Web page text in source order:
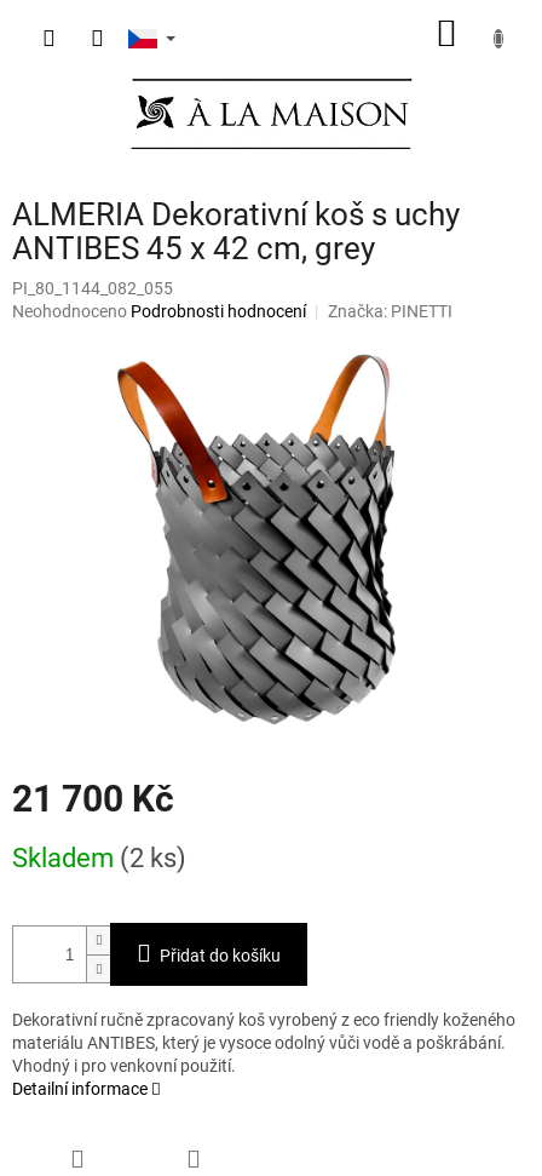
ALMERIA Dekorativní koš s uchy
ANTIBES 45 x 42 cm, grey
PI_80_1144_082_055
Průměrné
Neohodnoceno Podrobnosti hodnocení Značka: PINETTI
21 700 Kč
cena:
Skladem (2 ks)
Přidat do košíku
Dekorativní ručně zpracovaný koš vyrobený z eco friendly koženého
materiálu ANTIBES, který je vysoce odolný vůči vodě a poškrábání.
Vhodný i pro venkovní použití.
Detailní informace